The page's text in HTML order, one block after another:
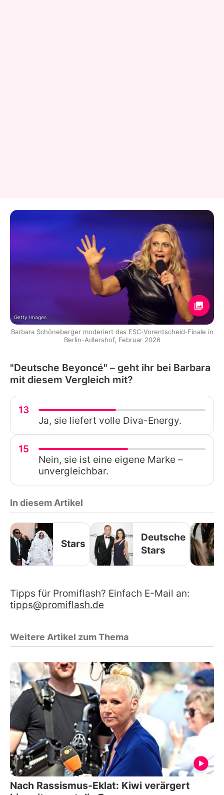
Getty Images
Barbara Schöneberger moderiert das ESC‑Vorentscheid‑Finale in
Berlin-Adlershof, Februar 2026
"Deutsche Beyoncé" – geht ihr bei Barbara
mit diesem Vergleich mit?
13
Ja, sie liefert volle Diva-Energy.
15
Nein, sie ist eine eigene Marke –
unvergleichbar.
In diesem Artikel
Stars
Deutsche
Stars
Tipps für Promiflash? Einfach E-Mail an:
tipps@promiflash.de
Weitere Artikel zum Thema
Nach Rassismus-Eklat: Kiwi verärgert